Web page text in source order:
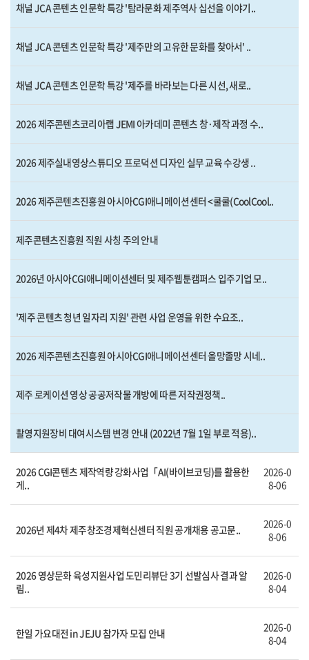
채널 JCA 콘텐츠 인문학 특강 '탐라문화 제주역사 십선을 이야기..
채널 JCA 콘텐츠 인문학 특강 '제주만의 고유한 문화를 찾아서' ..
채널 JCA 콘텐츠 인문학 특강 '제주를 바라보는 다른 시선, 새로..
2026 제주콘텐츠코리아랩 JEMI 아카데미 콘텐츠 창·제작 과정 수..
2026 제주실내영상스튜디오 프로덕션 디자인 실무 교육 수강생 ..
2026 제주콘텐츠진흥원 아시아CGI애니메이션센터 <쿨쿨(CoolCool..
제주콘텐츠진흥원 직원 사칭 주의 안내
2026년 아시아CGI애니메이션센터 및 제주웹툰캠퍼스 입주기업 모..
'제주 콘텐츠 청년 일자리 지원' 관련 사업 운영을 위한 수요조..
2026 제주콘텐츠진흥원 아시아CGI애니메이션센터 올망졸망 시네..
제주 로케이션 영상 공공저작물 개방에 따른 저작권정책..
촬영지원장비 대여시스템 변경 안내 (2022년 7월 1일 부로 적용)..
2026 CGI콘텐츠 제작역량 강화사업「AI(바이브코딩)를 활용한
게..
2026-0
8-06
2026년 제4차 제주창조경제혁신센터 직원 공개채용 공고문..
2026-0
8-06
2026 영상문화 육성지원사업 도민리뷰단 3기 선발심사 결과 알
림..
2026-0
8-04
한일 가요대전 in JEJU 참가자 모집 안내
2026-0
8-04